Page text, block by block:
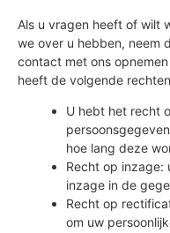
Als u vragen heeft of wilt
we over u hebben, neem
contact met ons
heeft de volgende
U hebt het recht
hoe lang deze
Recht op inzage:
inzage in de
Recht op
om uw